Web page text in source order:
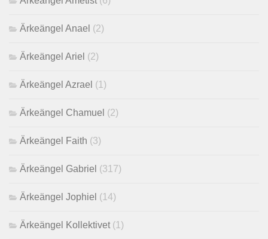
Ärkeängel Anael (2)
Ärkeängel Ariel (2)
Ärkeängel Azrael (1)
Ärkeängel Chamuel (2)
Ärkeängel Faith (3)
Ärkeängel Gabriel (317)
Ärkeängel Jophiel (14)
Ärkeängel Kollektivet (1)